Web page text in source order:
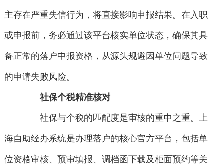
主存在严重失信行为，将直接影响申报结果。在入职
或申报前，务必通过该平台核实单位状态，确保其具
备正常的落户申报资格，从源头规避因单位问题导致
的申请失败风险。
社保个税精准核对
社保与个税的匹配度是审核的重中之重。上
海自助经办系统是办理落户的核心官方平台，包括单
位资格审核、预审填报、调档函下载及柜面预约等关